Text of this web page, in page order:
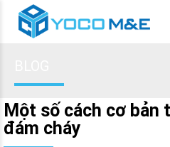
Một số cách cơ bản
đám cháy